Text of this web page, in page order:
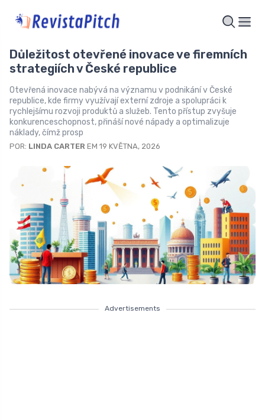
Důležitost otevřené inovace ve firemních
strategiích v České republice
Otevřená inovace nabývá na významu v podnikání v České
republice, kde firmy využívají externí zdroje a spolupráci k
rychlejšímu rozvoji produktů a služeb. Tento přístup zvyšuje
konkurenceschopnost, přináší nové nápady a optimalizuje
náklady, čímž prosp
POR: LINDA CARTER EM 19 KVĚTNA, 2026
Advertisements